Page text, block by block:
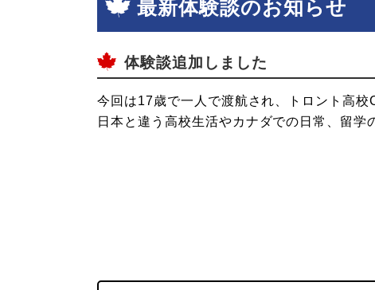
最新体験談のお知らせ
体験談追加しました
今回は17歳で一人で渡航され、トロント高
日本と違う高校生活やカナダでの日常、留